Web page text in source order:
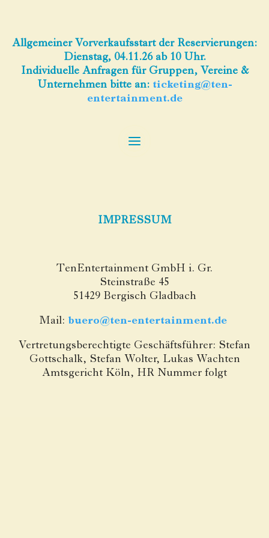
Allgemeiner Vorverkaufsstart der Reservierungen:
Dienstag, 04.11.26 ab 10 Uhr.
Individuelle Anfragen für Gruppen, Vereine &
Unternehmen bitte an: ticketing@ten-
entertainment.de
IMPRESSUM
TenEntertainment GmbH i. Gr.
Steinstraße 45
51429 Bergisch Gladbach
Mail: buero@ten-entertainment.de
Vertretungsberechtigte Geschäftsführer: Stefan
Gottschalk, Stefan Wolter, Lukas Wachten
Amtsgericht Köln, HR Nummer folgt